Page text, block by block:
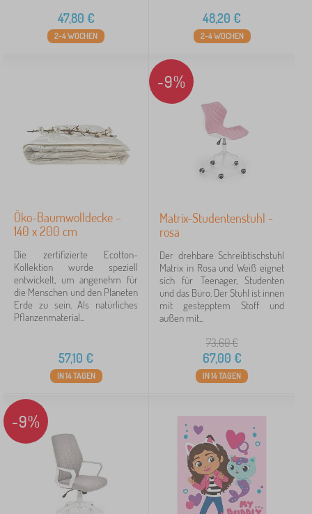
47,80 €
2-4 WOCHEN
48,20 €
2-4 WOCHEN
Öko-Baumwolldecke –
140 x 200 cm
Die zertifizierte Ecotton-
Kollektion wurde speziell
entwickelt, um angenehm für
die Menschen und den Planeten
Erde zu sein. Als natürliches
Pflanzenmaterial...
57,10 €
IN 14 TAGEN
-9%
Matrix-Studentenstuhl -
rosa
Der drehbare Schreibtischstuhl
Matrix in Rosa und Weiß eignet
sich für Teenager, Studenten
und das Büro. Der Stuhl ist innen
mit gestepptem Stoff und
außen mit...
73,60€
67,00 €
IN 14 TAGEN
-9%